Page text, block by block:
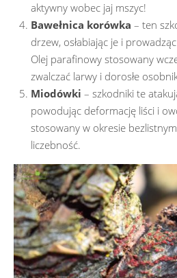
aktywny wobec jaj mszyc!
Bawełnica korówka – ten
drzew, osłabiając je i
Olej parafinowy stosowany
zwalczać larwy i dorosłe
Miodówki – szkodniki te
powodując deformację liści i
stosowany w okresie
liczebność.